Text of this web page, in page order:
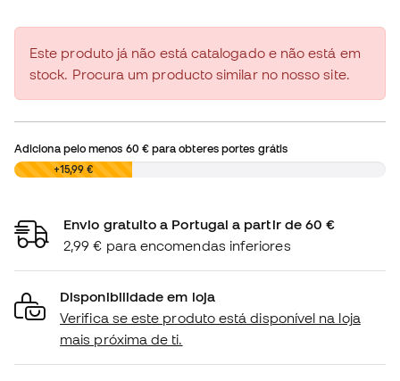
Este produto já não está catalogado e não está em
stock. Procura um producto similar no nosso site.
Adiciona pelo menos 60 €para obteres portes grátis
0,00 € +15,99 €
Envio gratuito a Portugal a partir de 60 €
2,99 € para encomendas inferiores
Disponibilidade em loja
Verifica se este produto está disponível na loja
mais próxima de ti.